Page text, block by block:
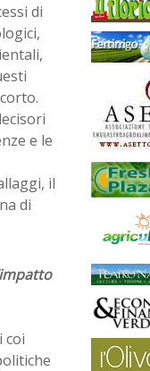
di
e le
il
di
coi